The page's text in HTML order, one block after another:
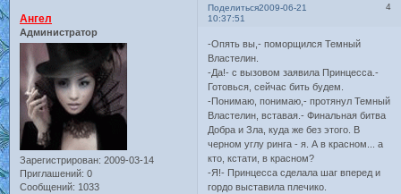
Поделиться 4
2009-06-21
10:37:51
Ангел
Администратор
Зарегистрирован: 2009-03-14
Приглашений: 0
Сообщений: 1033
-Опять вы,- поморщился Темный
Властелин.
-Да!- с вызовом заявила Принцесса.-
Готовься, сейчас бить будем.
-Понимаю, понимаю,- протянул Темный
Властелин, вставая.- Финальная битва
Добра и Зла, куда же без этого. В
черном углу ринга - я. А в красном... а
кто, кстати, в красном?
-Я!- Принцесса сделала шаг вперед и
гордо выставила плечико.